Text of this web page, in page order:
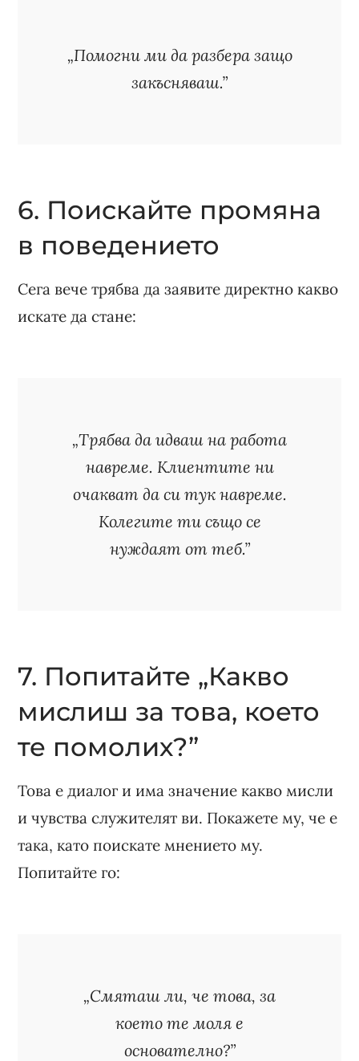
„Помогни ми да разбера защо
закъсняваш.”
6. Поискайте промяна
в поведението
Сега вече трябва да заявите директно какво
искате да стане:
„Трябва да идваш на работа
навреме. Клиентите ни
очакват да си тук навреме.
Колегите ти също се
нуждаят от теб.”
7. Попитайте „Какво
мислиш за това, което
те помолих?”
Това е диалог и има значение какво мисли
и чувства служителят ви. Покажете му, че е
така, като поискате мнението му.
Попитайте го:
„Смяташ ли, че това, за
което те моля е
основателно?”